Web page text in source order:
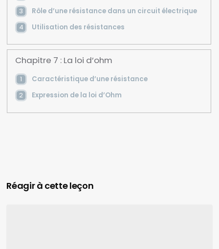
Rôle d’une résistance dans un circuit électrique
Utilisation des résistances
Chapitre 7 : La loi d’ohm
Caractéristique d’une résistance
Expression de la loi d’Ohm
Réagir à cette leçon